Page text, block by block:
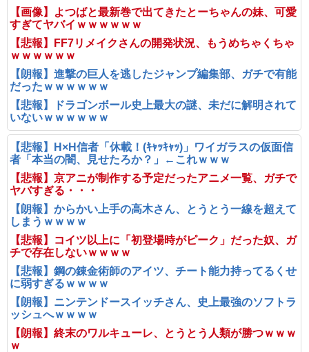
【画像】よつばと最新巻で出てきたとーちゃんの妹、可愛
すぎてヤバイｗｗｗｗｗｗ
【悲報】FF7リメイクさんの開発状況、もうめちゃくちゃ
ｗｗｗｗｗｗ
【朗報】進撃の巨人を逃したジャンプ編集部、ガチで有能
だったｗｗｗｗｗｗ
【悲報】ドラゴンボール史上最大の謎、未だに解明されて
いないｗｗｗｗｗｗ
【悲報】H×H信者「休載！(ｷｬｯｷｬｯ)」ワイガラスの仮面信
者「本当の闇、見せたろか？」←これｗｗｗ
【悲報】京アニが制作する予定だったアニメ一覧、ガチで
ヤバすぎる・・・
【朗報】からかい上手の高木さん、とうとう一線を超えて
しまうｗｗｗｗ
【悲報】コイツ以上に「初登場時がピーク」だった奴、ガ
チで存在しないｗｗｗｗ
【悲報】鋼の錬金術師のアイツ、チート能力持ってるくせ
に弱すぎるｗｗｗｗ
【朗報】ニンテンドースイッチさん、史上最強のソフトラ
ッシュへｗｗｗｗ
【朗報】終末のワルキューレ、とうとう人類が勝つｗｗｗ
ｗ